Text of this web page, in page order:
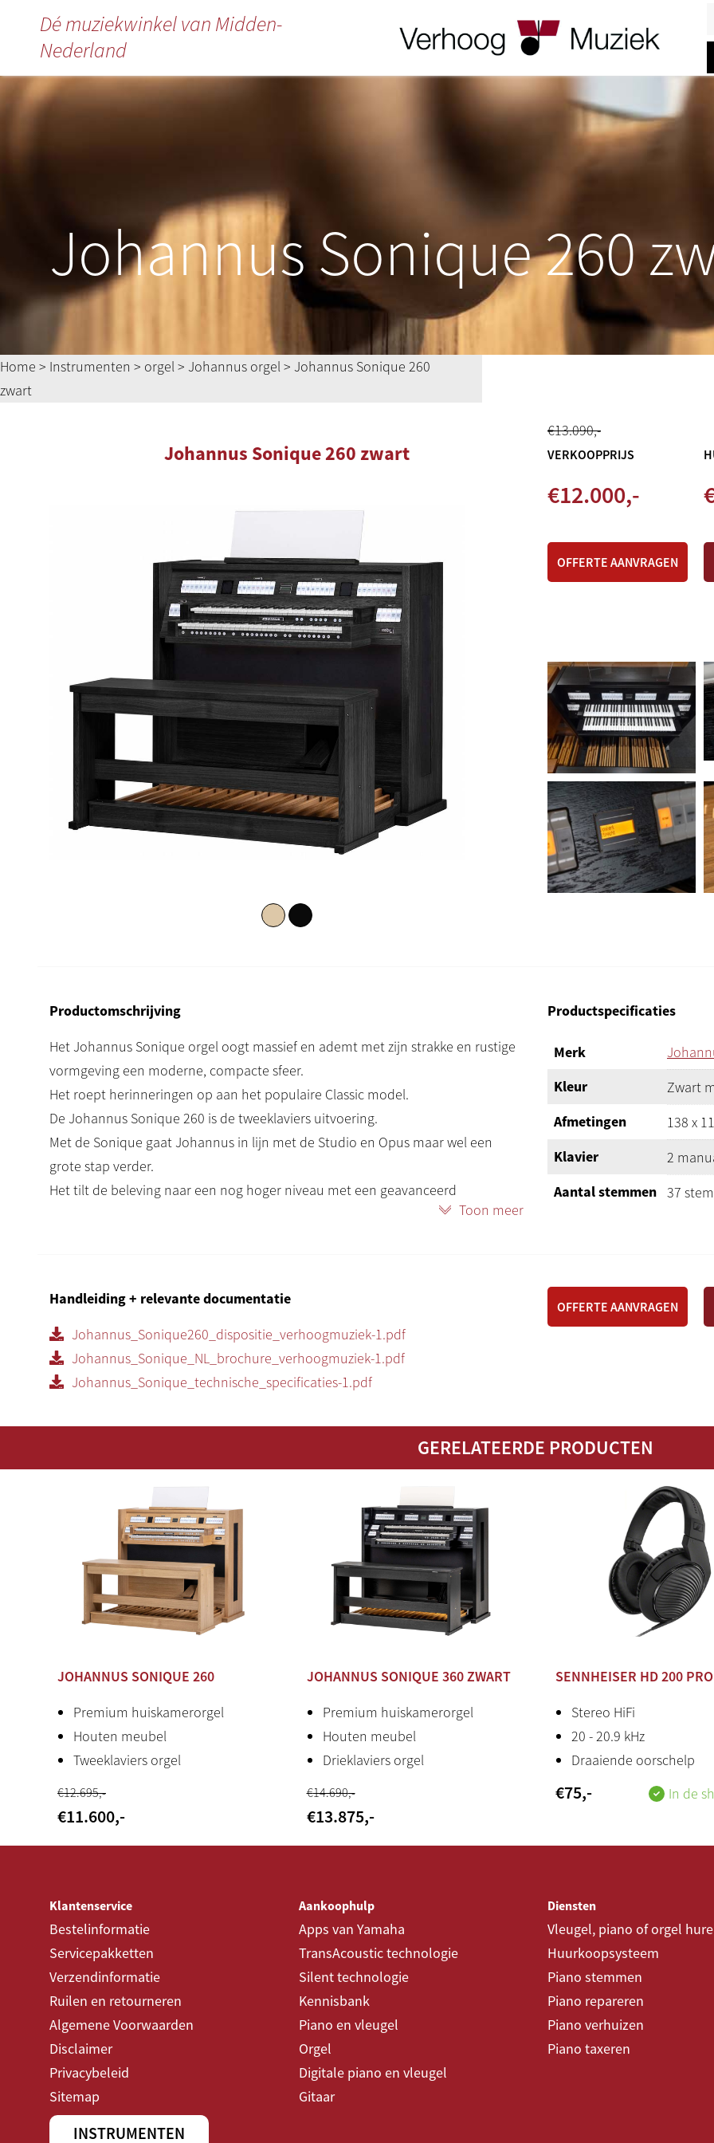
Dé muziekwinkel van Midden-
Nederland
Johannus Sonique 260
Home > Instrumenten > orgel> Johannus orgel> Johannus Sonique 260
zwart
Johannus Sonique 260 zwart
€13.090,-
VERKOOPPRIJS
€12.000,-
OFFERTE AANVRAGEN
Productomschrijving
Het Johannus Sonique orgel oogt massief en ademt met zijn strakke en rustige
vormgeving een moderne, compacte sfeer.
Het roept herinneringen op aan het populaire Classic model.
De Johannus Sonique 260 is de tweeklaviers uitvoering.
Met de Sonique gaat Johannus in lijn met de Studio en Opus maar wel een
grote stap verder.
Het tilt de beleving naar een nog hoger niveau met een geavanceerd
twee solostemmen: Trompet en Panfluit.
Het nieuwe audio systeem met 9 versterkers en 13 luidsprekers zorgt voor een
prachtig heldere weergave.
De chique kast is tegelijk klassieke, ambachtelijke en robuust. Stijlvol en slank
De Johannus Sonique is een ambitieus orgel voor de huiskamer. Het klinkt echt
Andere kleuren en/of houtsoorten zijn als optie en tegen meerprijs leverbaar.
Wij vertellen u graag over de mogelijkheden.
In mat zwart is de meerprijs € 320 (dit is al verwerkt in onze prijs).
De drieklaviers uitvoering is de Johannus Sonique 360.
VERHAAL ACHTER INSTRUMENT
Toon meer
Productspecificaties
Merk
Kleur
Zwart
Afmetingen
138 x
Klavier
2
Aantal stemmen 37
Bank
Zonder
Aansluitingen
Ja
Hoofdtelefoon
8.1
Productstatus
Nieuw
herkomst
Handleiding + relevante documentatie
Johannus_Sonique260_dispositie_verhoogmuziek-1.pdf
Johannus_Sonique_NL_brochure_verhoogmuziek-1.pdf
Johannus_Sonique_technische_specificaties-1.pdf
OFFERTE AANVRAGEN
GERELATEERDE PRODUCTEN
JOHANNUS SONIQUE 260
Premium huiskamerorgel
Houten meubel
Tweeklaviers orgel
€12.695,-
€11.600,-
JOHANNUS SONIQUE 360 ZWART
Premium huiskamerorgel
Houten meubel
Drieklaviers orgel
€14.690,-
€13.875,-
SENNHEISER HD 200 PRO
Stereo HiFi
20 - 20.9 kHz
Draaiende oorschelp
€75,- In de
Klantenservice
Bestelinformatie
Servicepakketten
Verzendinformatie
Ruilen en retourneren
Algemene Voorwaarden
Disclaimer
Privacybeleid
Sitemap
INSTRUMENTEN
Aankoophulp
Apps van Yamaha
TransAcoustic technologie
Silent technologie
Kennisbank
Piano en vleugel
Orgel
Digitale piano en vleugel
Gitaar
Diensten
Vleugel, piano of orgel
Huurkoopsysteem
Piano stemmen
Piano repareren
Piano verhuizen
Piano taxeren